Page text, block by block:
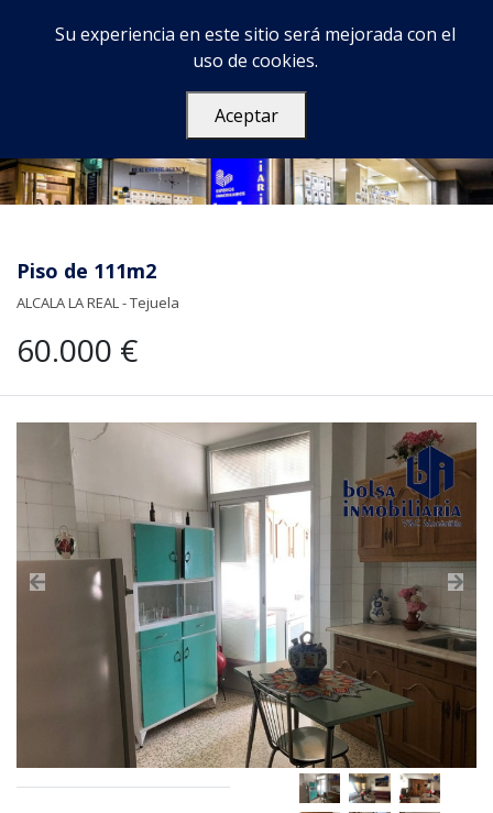
Piso de 111m2
ALCALA LA REAL - Tejuela
60.000 €
Previous Next
Su experiencia en este sitio será mejorada con el
uso de cookies.
Aceptar